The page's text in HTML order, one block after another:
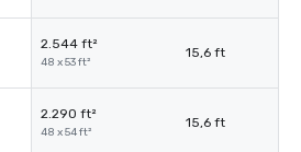
2.544 ft²
48 x 53 ft²
15,6 ft
2.290 ft²
48 x 54 ft²
15,6 ft